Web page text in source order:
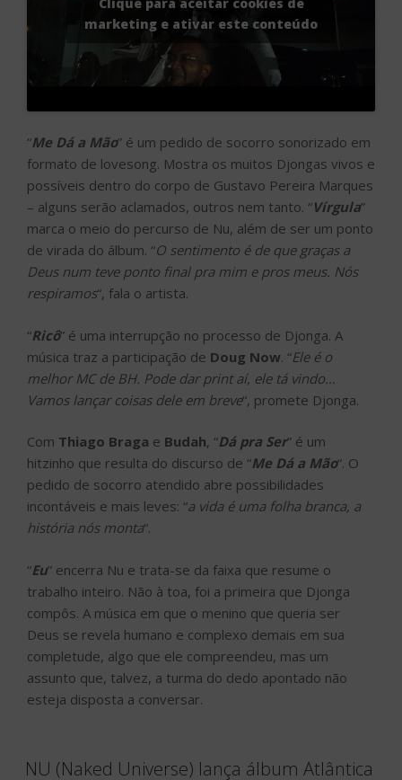
marketing e ativar este conteúdo
“Me Dá a Mão” é um pedido de socorro sonorizado em
formato de lovesong. Mostra os muitos Djongas vivos e
possíveis dentro do corpo de Gustavo Pereira Marques
– alguns serão aclamados, outros nem tanto. “Vírgula”
marca o meio do percurso de Nu, além de ser um ponto
de virada do álbum. “O sentimento é de que graças a
Deus num teve ponto final pra mim e pros meus. Nós
respiramos“, fala o artista.
“Ricô” é uma interrupção no processo de Djonga. A
música traz a participação de Doug Now. “Ele é o
melhor MC de BH. Pode dar print aí, ele tá vindo…
Vamos lançar coisas dele em breve“, promete Djonga.
Com Thiago Braga e Budah, “Dá pra Ser” é um
hitzinho que resulta do discurso de “Me Dá a Mão“. O
pedido de socorro atendido abre possibilidades
incontáveis e mais leves: “a vida é uma folha branca, a
história nós monta“.
“Eu” encerra Nu e trata-se da faixa que resume o
trabalho inteiro. Não à toa, foi a primeira que Djonga
compôs. A música em que o menino que queria ser
Deus se revela humano e complexo demais em sua
completude, algo que ele compreendeu, mas um
assunto que, talvez, a turma do dedo apontado não
esteja disposta a conversar.
NU (Naked Universe) lança álbum Atlântica